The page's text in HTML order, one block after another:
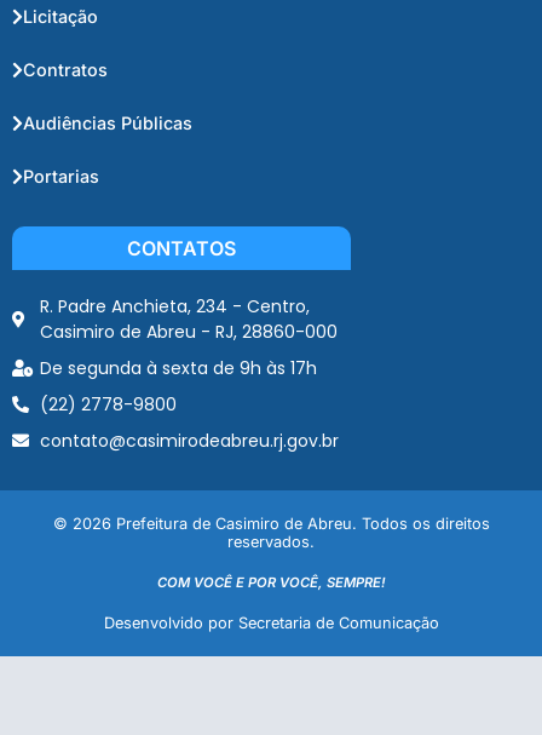
Licitação
Contratos
Audiências Públicas
Portarias
CONTATOS
R. Padre Anchieta, 234 - Centro,
Casimiro de Abreu - RJ, 28860-000
De segunda à sexta de 9h às 17h
(22) 2778-9800
contato@casimirodeabreu.rj.gov.br
© 2026 Prefeitura de Casimiro de Abreu. Todos os direitos
reservados.
COM VOCÊ E POR VOCÊ, SEMPRE!
Desenvolvido por Secretaria de Comunicação